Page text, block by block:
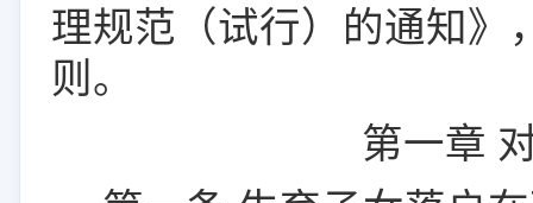
理规范（试行）的通知》
则。
第一章